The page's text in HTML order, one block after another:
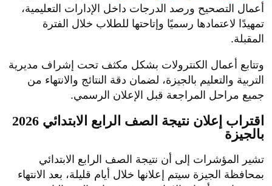
أعمال التصحيح ورصد الدرجات داخل الإدارات التعليمية،
تمهيدًا لاعتمادها رسميًا وإتاحتها للطلاب خلال الفترة
المقبلة.
وتتابع أعمال الكنترولات بشكل مكثف تحت إشراف مديرية
التربية والتعليم بالجيزة، لضمان دقة النتائج والانتهاء من
جميع مراحل المراجعة قبل الإعلان الرسمي.
اقتراب إعلان نتيجة الصف الرابع الابتدائي 2026
بالجيزة
تشير المؤشرات إلى أن نتيجة الصف الرابع الابتدائي
بمحافظة الجيزة سيتم إعلانها خلال أيام قليلة، بعد الانتهاء